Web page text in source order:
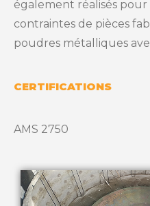
également réalisés
contraintes de pièces
poudres métalliques
CERTIFICATIONS
AMS 2750